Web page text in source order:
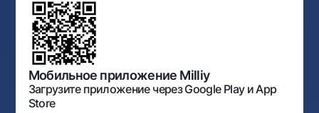
Фирменный стиль
Карта сайта
Согласие на обработку персональных данных
Галерея изобразительного искусства Узбекистана
документов
Нормативно-правовые документы
Порядок и режим работы НБУ
Открытые данные
Антимонопольный комплаенс
Мобильное приложение Milliy
Загрузите приложение через Google Play и App
Store